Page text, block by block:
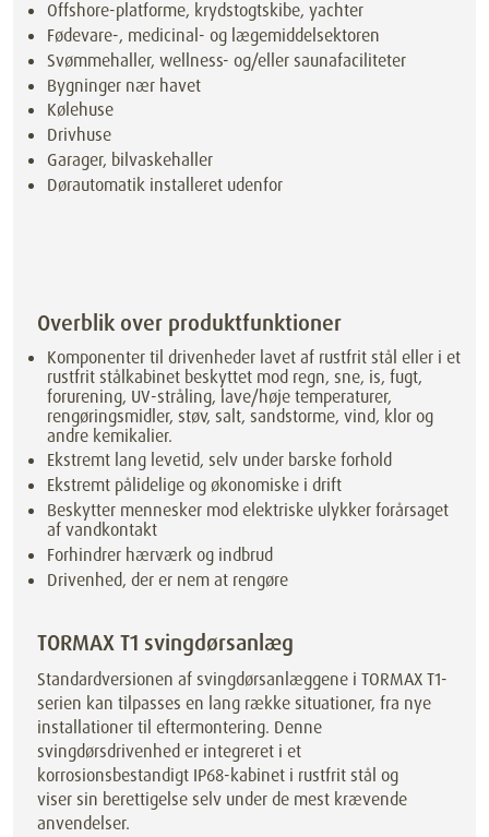
Offshore-platforme, krydstogtskibe, yachter
Fødevare-, medicinal- og lægemiddelsektoren
Svømmehaller, wellness- og/eller saunafaciliteter
Bygninger nær havet
Kølehuse
Drivhuse
Garager, bilvaskehaller
Dørautomatik installeret udenfor
Overblik over produktfunktioner
Komponenter til drivenheder lavet af rustfrit stål eller i et
rustfrit stålkabinet beskyttet mod regn, sne, is, fugt,
forurening, UV-stråling, lave/høje temperaturer,
rengøringsmidler, støv, salt, sandstorme, vind, klor og
andre kemikalier.
Ekstremt lang levetid, selv under barske forhold
Ekstremt pålidelige og økonomiske i drift
Beskytter mennesker mod elektriske ulykker forårsaget
af vandkontakt
Forhindrer hærværk og indbrud
Drivenhed, der er nem at rengøre
TORMAX T1 svingdørsanlæg
Standardversionen af svingdørsanlæggene i TORMAX T1-
serien kan tilpasses en lang række situationer, fra nye
installationer til eftermontering. Denne
svingdørsdrivenhed er integreret i et
korrosionsbestandigt IP68-kabinet i rustfrit stål og
viser sin berettigelse selv under de mest krævende
anvendelser.